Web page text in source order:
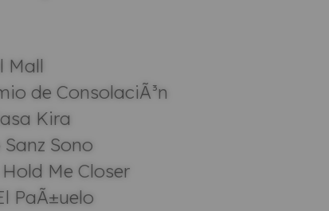
Mall
de ConsolaciÃ³n
Kira
Sono
Me Closer
PaÃ±uelo